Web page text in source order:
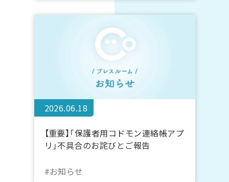
2026.06.18
【重要】「保護者用コドモン連絡帳アプ
リ」不具合のお詫びとご報告
#お知らせ